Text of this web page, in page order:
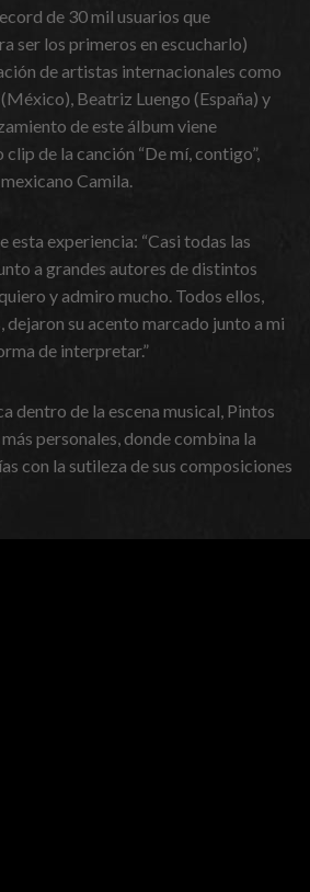
de 30 mil usuarios que
ser los primeros en escucharlo)
de artistas internacionales como
Beatriz Luengo (España) y
de este álbum viene
de la canción “De mí, contigo”,
Camila.
esta experiencia: “Casi todas las
a grandes autores de distintos
y admiro mucho. Todos ellos,
su acento marcado junto a mi
de interpretar.”
dentro de la escena musical, Pintos
personales, donde combina la
con la sutileza de sus composiciones